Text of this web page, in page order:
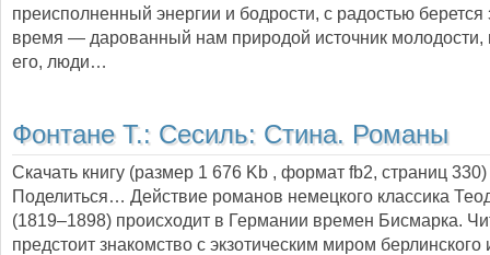
преисполненный энергии и бодрости, с радостью берется
время — дарованный нам природой источник молодости,
его, люди…
Фонтане Т.: Сесиль: Стина. Романы
Скачать книгу (размер 1 676 Kb , формат fb2, страниц 330
Поделиться… Действие романов немецкого классика
(1819–1898) происходит в Германии времен Бисмарка.
предстоит знакомство с экзотическим миром берлинского